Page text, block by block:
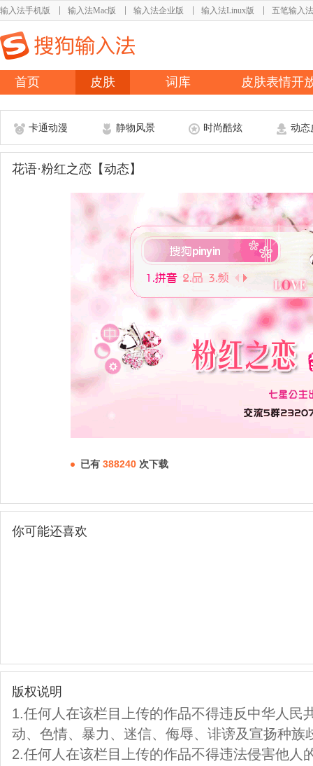
输入法手机版 输入法Mac版 输入法企业版 输入法Linux版 五笔输入法
首页 皮肤 词库 皮肤表情开
卡通动漫 静物风景 时尚酷炫 动态
花语·粉红之恋【动态】
已有 388240 次下载
你可能还喜欢
版权说明
1.任何人在该栏目上传的作品不得违反中华人民
动、色情、暴力、迷信、侮辱、诽谤及宣扬种族
2.任何人在该栏目上传的作品不得违法侵害他人